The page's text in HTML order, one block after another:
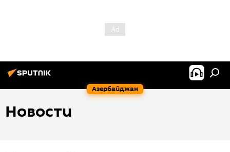
Азербайджан
Новости